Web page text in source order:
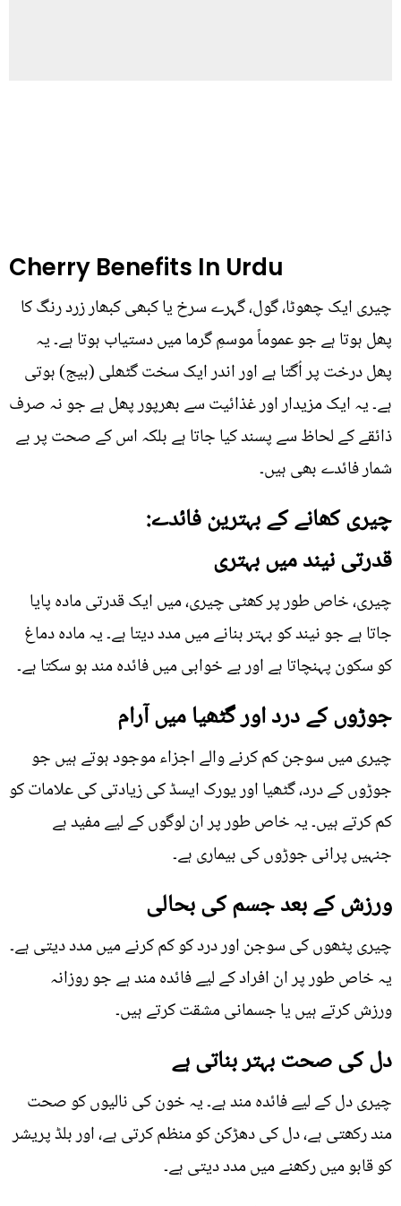
Cherry Benefits In Urdu
چیری ایک چھوٹا، گول، گہرے سرخ یا کبھی کبھار زرد رنگ کا
پھل ہوتا ہے جو عموماً موسمِ گرما میں دستیاب ہوتا ہے۔ یہ
پھل درخت پر اُگتا ہے اور اندر ایک سخت گٹھلی (بیج) ہوتی
ہے۔ یہ ایک مزیدار اور غذائیت سے بھرپور پھل ہے جو نہ صرف
ذائقے کے لحاظ سے پسند کیا جاتا ہے بلکہ اس کے صحت پر بے
شمار فائدے بھی ہیں۔
چیری کھانے کے بہترین فائدے:
قدرتی نیند میں بہتری
چیری، خاص طور پر کھٹی چیری، میں ایک قدرتی مادہ پایا
جاتا ہے جو نیند کو بہتر بنانے میں مدد دیتا ہے۔ یہ مادہ دماغ
کو سکون پہنچاتا ہے اور بے خوابی میں فائدہ مند ہو سکتا ہے۔
جوڑوں کے درد اور گٹھیا میں آرام
چیری میں سوجن کم کرنے والے اجزاء موجود ہوتے ہیں جو
جوڑوں کے درد، گٹھیا اور یورک ایسڈ کی زیادتی کی علامات کو
کم کرتے ہیں۔ یہ خاص طور پر ان لوگوں کے لیے مفید ہے
جنہیں پرانی جوڑوں کی بیماری ہے۔
ورزش کے بعد جسم کی بحالی
چیری پٹھوں کی سوجن اور درد کو کم کرنے میں مدد دیتی ہے۔
یہ خاص طور پر ان افراد کے لیے فائدہ مند ہے جو روزانہ
ورزش کرتے ہیں یا جسمانی مشقت کرتے ہیں۔
دل کی صحت بہتر بناتی ہے
چیری دل کے لیے فائدہ مند ہے۔ یہ خون کی نالیوں کو صحت
مند رکھتی ہے، دل کی دھڑکن کو منظم کرتی ہے، اور بلڈ پریشر
کو قابو میں رکھنے میں مدد دیتی ہے۔